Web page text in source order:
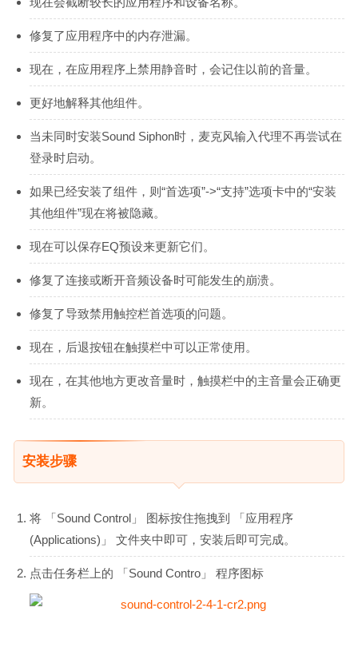
修复了应用程序中的内存泄漏。
现在，在应用程序上禁用静音时，会记住以前的音量。
更好地解释其他组件。
当未同时安装Sound Siphon时，麦克风输入代理不再尝试在
登录时启动。
如果已经安装了组件，则“首选项”->“支持”选项卡中的“安装
其他组件”现在将被隐藏。
现在可以保存EQ预设来更新它们。
修复了连接或断开音频设备时可能发生的崩溃。
修复了导致禁用触控栏首选项的问题。
现在，后退按钮在触摸栏中可以正常使用。
现在，在其他地方更改音量时，触摸栏中的主音量会正确更
新。
安装步骤
将 「Sound Control」 图标按住拖拽到 「应用程序
(Applications)」 文件夹中即可，安装后即可完成。
点击任务栏上的 「Sound Contro」 程序图标